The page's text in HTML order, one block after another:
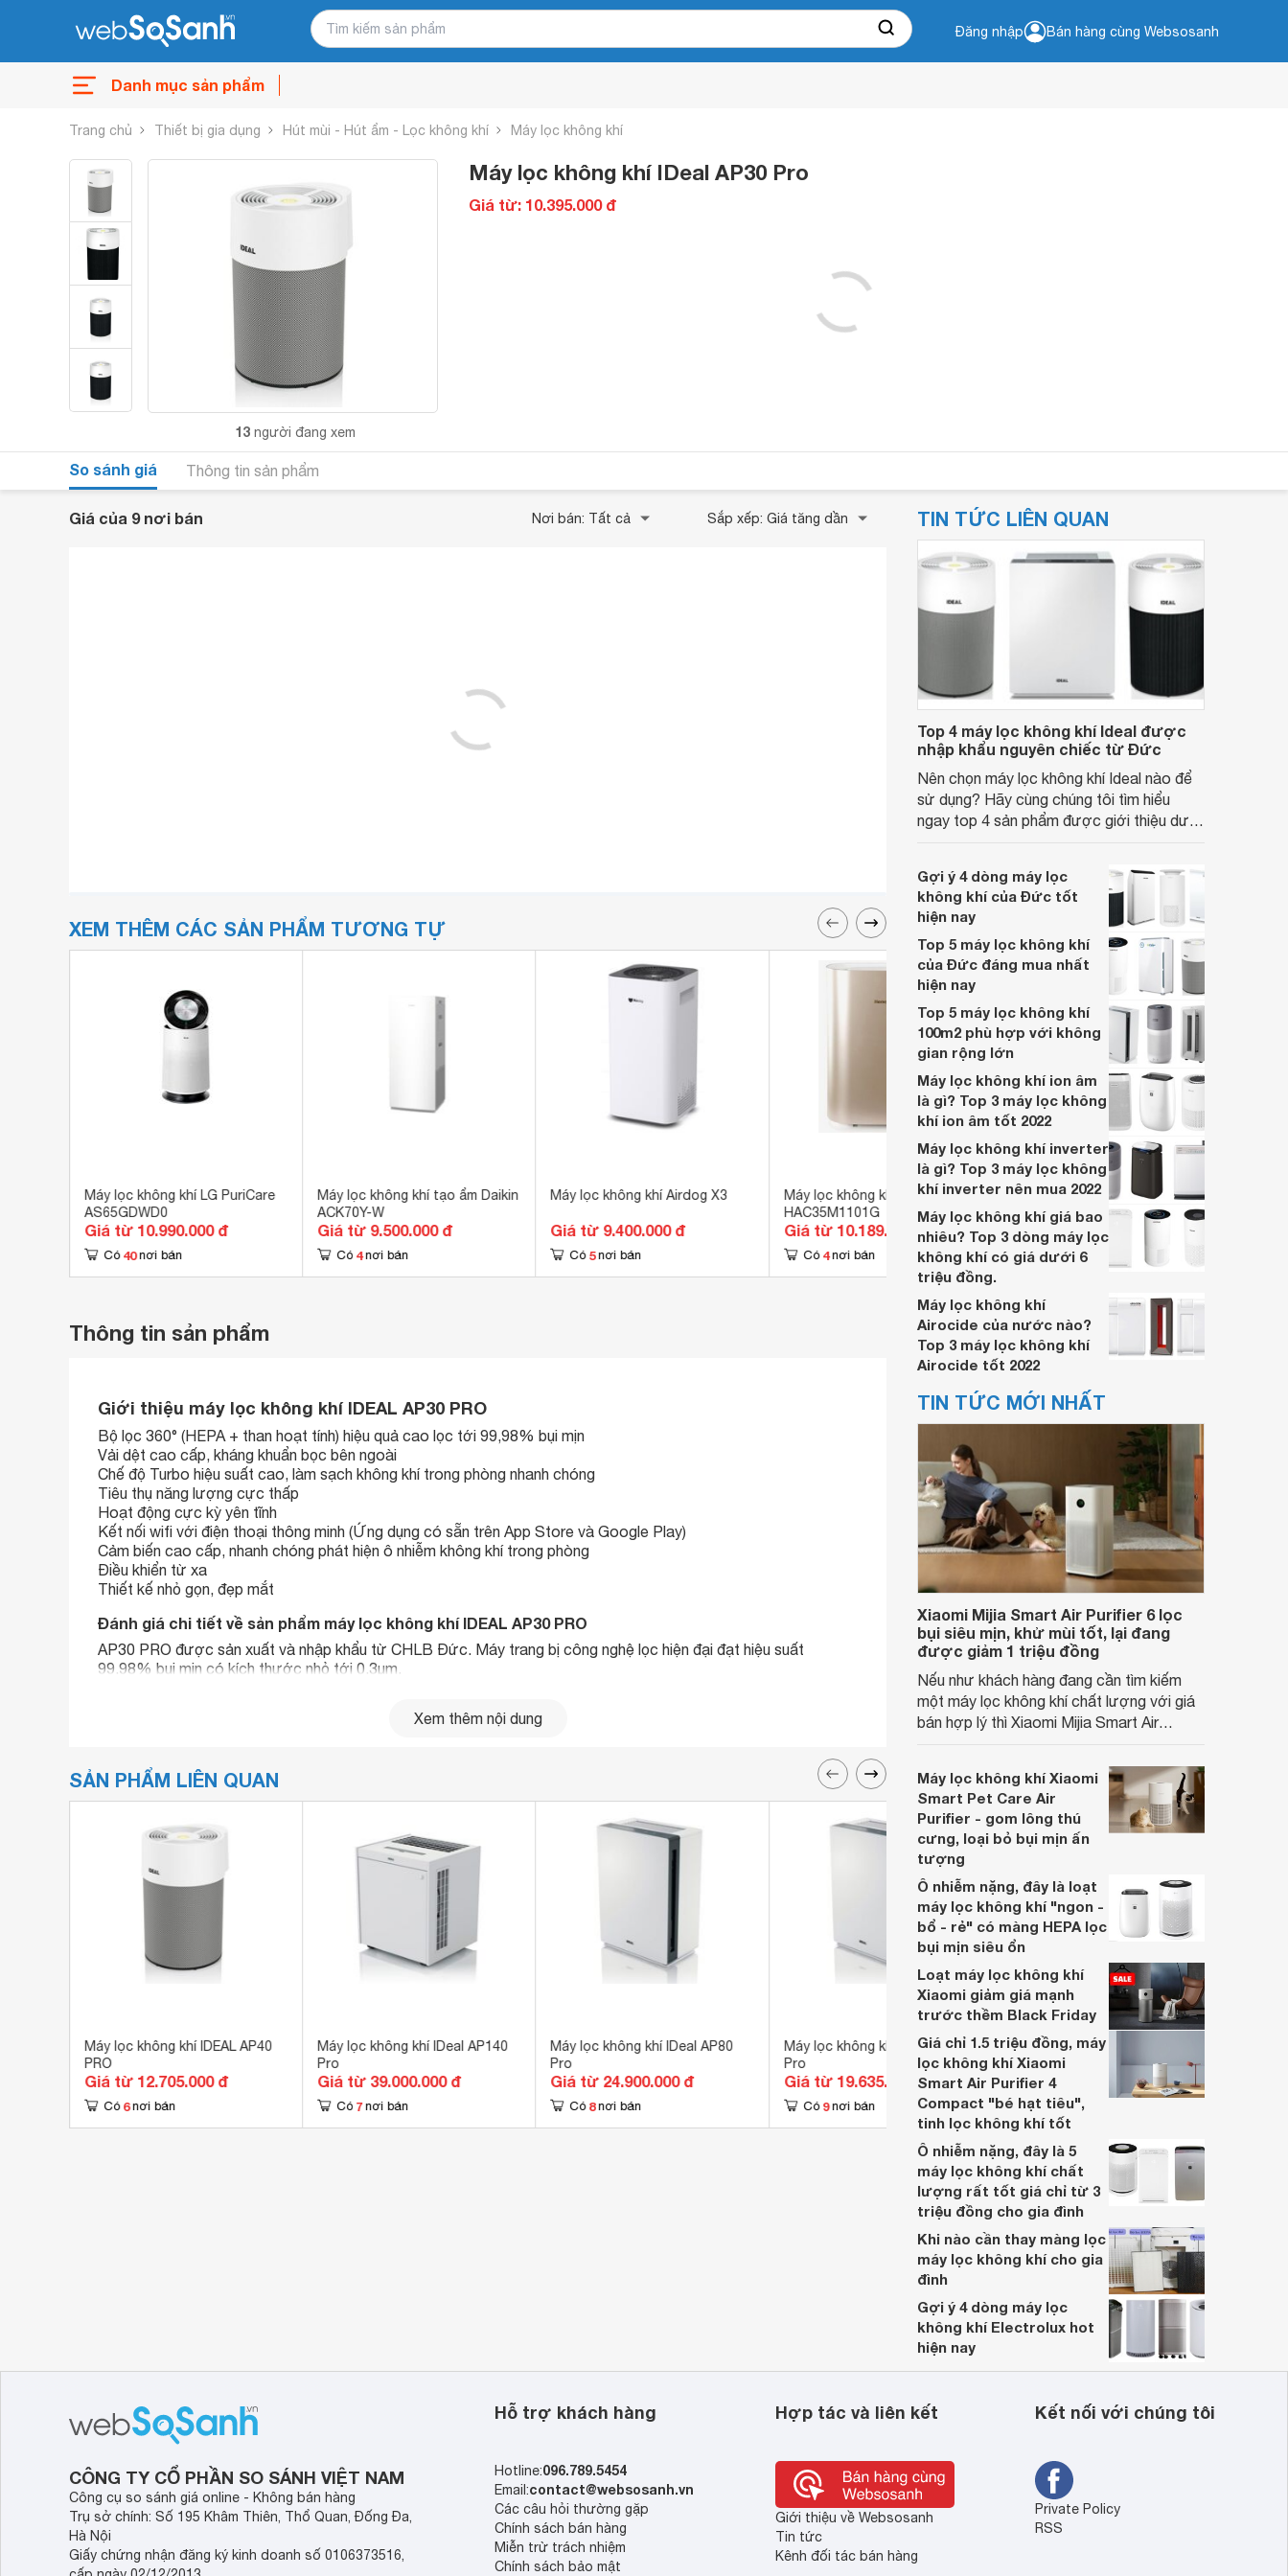
Đăng nhập Bán hàng cùng Websosanh
Danh mục sản phẩm
Trang chủ Thiết bị gia dụng Hút mùi - Hút ẩm - Lọc không khí Máy lọc không khí
13 người đang xem
Máy lọc không khí IDeal AP30 Pro
Giá từ: 10.395.000 đ
So sánh giá Thông tin sản phẩm
Giá của 9 nơi bán Nơi bán: Tất cả Sắp xếp: Giá tăng dần
XEM THÊM CÁC SẢN PHẨM TƯƠNG TỰ
Máy lọc không khí LG PuriCare
AS65GDWD0
Giá từ 10.990.000 đ
Có 40 nơi bán
Máy lọc không khí tạo ẩm Daikin
ACK70Y-W
Giá từ 9.500.000 đ
Có 4 nơi bán
Máy lọc không khí Airdog X3
Giá từ 9.400.000 đ
Có 5 nơi bán
Máy lọc không khí Honeywell
HAC35M1101G
Giá từ 10.189.000 đ
Có 4 nơi bán
Máy lọc không khí bù ẩm Sharp
KI-RX70-W
Giá từ 10.800.000 đ
Có 3 nơi bán
Thông tin sản phẩm
Giới thiệu máy lọc không khí IDEAL AP30 PRO
Bộ lọc 360° (HEPA + than hoạt tính) hiệu quả cao lọc tới 99,98% bụi mịn
Vải dệt cao cấp, kháng khuẩn bọc bên ngoài
Chế độ Turbo hiệu suất cao, làm sạch không khí trong phòng nhanh chóng
Tiêu thụ năng lượng cực thấp
Hoạt động cực kỳ yên tĩnh
Kết nối wifi với điện thoại thông minh (Ứng dụng có sẵn trên App Store và Google Play)
Cảm biến cao cấp, nhanh chóng phát hiện ô nhiễm không khí trong phòng
Điều khiển từ xa
Thiết kế nhỏ gọn, đẹp mắt
Đánh giá chi tiết về sản phẩm máy lọc không khí IDEAL AP30 PRO
AP30 PRO được sản xuất và nhập khẩu từ CHLB Đức. Máy trang bị công nghệ lọc hiện đại đạt hiệu suất
99,98% bụi mịn có kích thước nhỏ tới 0,3µm.
sở hữu thiết kế nhỏ gọn, kiểu dáng và màu sắc sang trọng góp phần tô điểm cho không gian. Thiết kế hình trụ
tròn tăng khả năng hút và lọc không khí 360 độ.
Xem thêm nội dung
SẢN PHẨM LIÊN QUAN
Máy lọc không khí IDEAL AP40
PRO
Giá từ 12.705.000 đ
Có 6 nơi bán
Máy lọc không khí IDeal AP140
Pro
Giá từ 39.000.000 đ
Có 7 nơi bán
Máy lọc không khí IDeal AP80
Pro
Giá từ 24.900.000 đ
Có 8 nơi bán
Máy lọc không khí IDeal AP60
Pro
Giá từ 19.635.000 đ
Có 9 nơi bán
Máy lọc không khí Ideal AP35
Giá từ 10.900.000 đ
Có 1 nơi bán
TIN TỨC LIÊN QUAN
Top 4 máy lọc không khí Ideal được
nhập khẩu nguyên chiếc từ Đức
Nên chọn máy lọc không khí Ideal nào để
sử dụng? Hãy cùng chúng tôi tìm hiểu
ngay top 4 sản phẩm được giới thiệu dưới
Gợi ý 4 dòng máy lọc
không khí của Đức tốt
hiện nay
Top 5 máy lọc không khí
của Đức đáng mua nhất
hiện nay
Top 5 máy lọc không khí
100m2 phù hợp với không
gian rộng lớn
Máy lọc không khí ion âm
là gì? Top 3 máy lọc không
khí ion âm tốt 2022
Máy lọc không khí inverter
là gì? Top 3 máy lọc không
khí inverter nên mua 2022
Máy lọc không khí giá bao
nhiêu? Top 3 dòng máy lọc
không khí có giá dưới 6
triệu đồng.
Máy lọc không khí
Airocide của nước nào?
Top 3 máy lọc không khí
Airocide tốt 2022
TIN TỨC MỚI NHẤT
Xiaomi Mijia Smart Air Purifier 6 lọc
bụi siêu mịn, khử mùi tốt, lại đang
được giảm 1 triệu đồng
Nếu như khách hàng đang cần tìm kiếm
một máy lọc không khí chất lượng với giá
bán hợp lý thì Xiaomi Mijia Smart Air
chọn rất đáng cân nhắc hiện nay.
Máy lọc không khí Xiaomi
Smart Pet Care Air
Purifier - gom lông thú
cưng, loại bỏ bụi mịn ấn
tượng
Ô nhiễm nặng, đây là loạt
máy lọc không khí "ngon -
bổ - rẻ" có màng HEPA lọc
bụi mịn siêu ổn
Loạt máy lọc không khí
Xiaomi giảm giá mạnh
trước thềm Black Friday
Giá chỉ 1.5 triệu đồng, máy
lọc không khí Xiaomi
Smart Air Purifier 4
Compact "bé hạt tiêu",
tinh lọc không khí tốt
Ô nhiễm nặng, đây là 5
máy lọc không khí chất
lượng rất tốt giá chỉ từ 3
triệu đồng cho gia đình
Khi nào cần thay màng lọc
máy lọc không khí cho gia
đình
Gợi ý 4 dòng máy lọc
không khí Electrolux hot
hiện nay
CÔNG TY CỔ PHẦN SO SÁNH VIỆT NAM
Công cụ so sánh giá online - Không bán hàng
Trụ sở chính: Số 195 Khâm Thiên, Thổ Quan, Đống Đa,
Hà Nội
Giấy chứng nhận đăng ký kinh doanh số 0106373516,
Hỗ trợ khách hàng
Hotline:096.789.5454
Email:contact@websosanh.vn
Các câu hỏi thường gặp
Chính sách bán hàng
Miễn trừ trách nhiệm
Chính sách bảo mật
Hợp tác và liên kết
Giới thiệu về Websosanh
Tin tức
Kênh đối tác bán hàng
Kết nối với chúng tôi
Private Policy
RSS